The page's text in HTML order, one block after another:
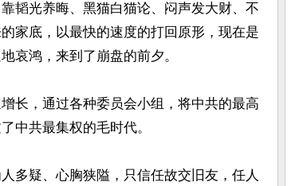
韬光养晦、黑猫白猫论、闷声发大财、不
家底，以最快的速度的打回原形，现在是
哀鸿，来到了崩盘的前夕。
长，通过各种委员会小组，将中共的最高
中共最集权的毛时代。
多疑、心胸狭隘，只信任故交旧友，任人